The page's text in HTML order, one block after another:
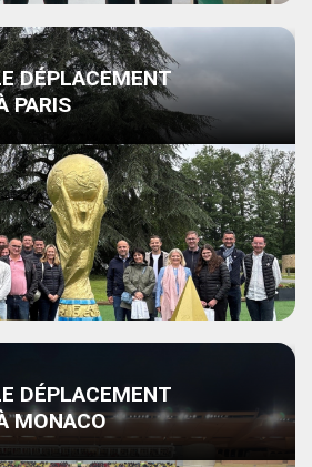
DÉPLACEMENT
PARIS
DÉPLACEMENT
MONACO